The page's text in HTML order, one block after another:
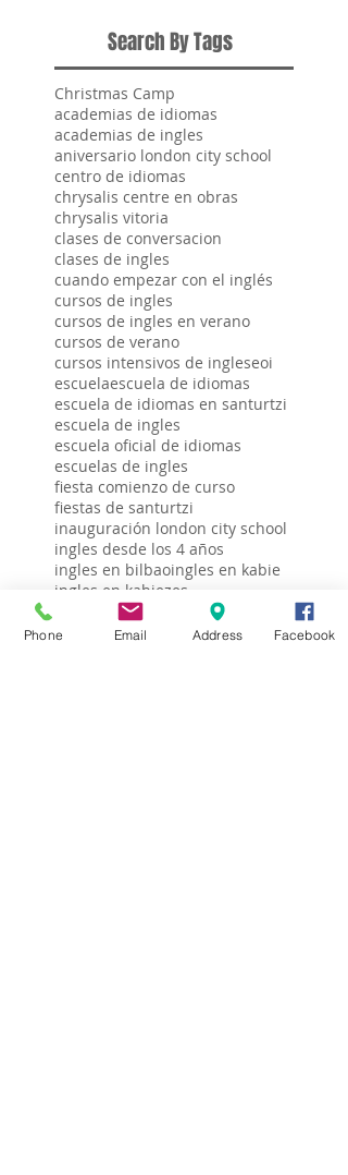
Search By Tags
Christmas Camp
academias de idiomas
academias de ingles
aniversario london city school
centro de idiomas
chrysalis centre en obras
chrysalis vitoria
clases de conversacion
clases de ingles
cuando empezar con el inglés
cursos de ingles
cursos de ingles en verano
cursos de verano
cursos intensivos de ingleseoi
escuelaescuela de idiomas
escuela de idiomas en santurtzi
escuela de ingles
escuela oficial de idiomas
escuelas de ingles
fiesta comienzo de curso
fiestas de santurtzi
inauguración london city school
ingles desde los 4 años
ingles en bilbaoingles en kabie
ingles en kabiezes
ingles en santurtzi
intensivo de ve4rano
Phone Email Address Facebook